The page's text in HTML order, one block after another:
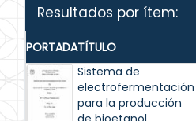
Resultados por ítem:
PORTADATÍTULO
Sistema de
electrofermentación
para la producción